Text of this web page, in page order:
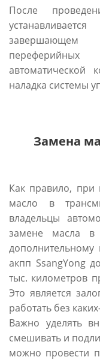
После
завершающем
автоматической
наладка системы
Замена
Как правило, при
масло в
владельцы
замене масла
акпп SsangYong
тыс. километров
Это является
работать без
Важно уделять
смешивать и
можно провести